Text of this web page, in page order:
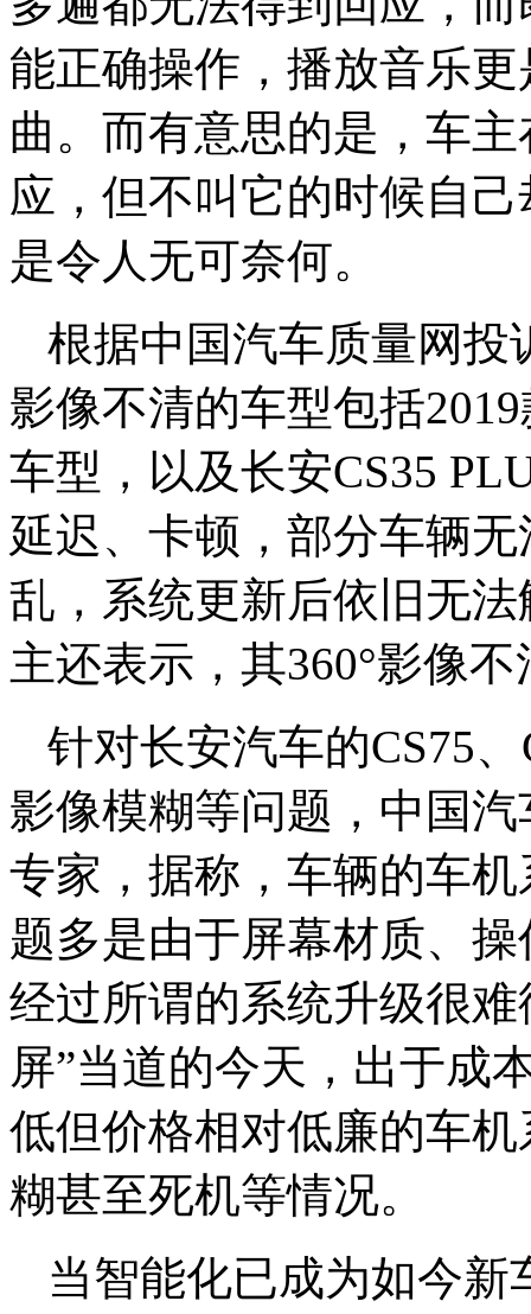
能正确操作，播放音乐
曲。而有意思的是，车
应，但不叫它的时候自
是令人无可奈何。
根据中国汽车质量网投
影像不清的车型包括
车型，以及长安CS35
延迟、卡顿，部分车辆
乱，系统更新后依旧无
主还表示，其360°影像
针对长安汽车的CS75
影像模糊等问题，中国
专家，据称，车辆的车
题多是由于屏幕材质、
经过所谓的系统升级很
屏”当道的今天，出于成
低但价格相对低廉的车
糊甚至死机等情况。
当智能化已成为如今